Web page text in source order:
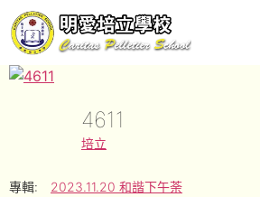
4611
培立
專輯:
2023.11.20 和諧下午荼